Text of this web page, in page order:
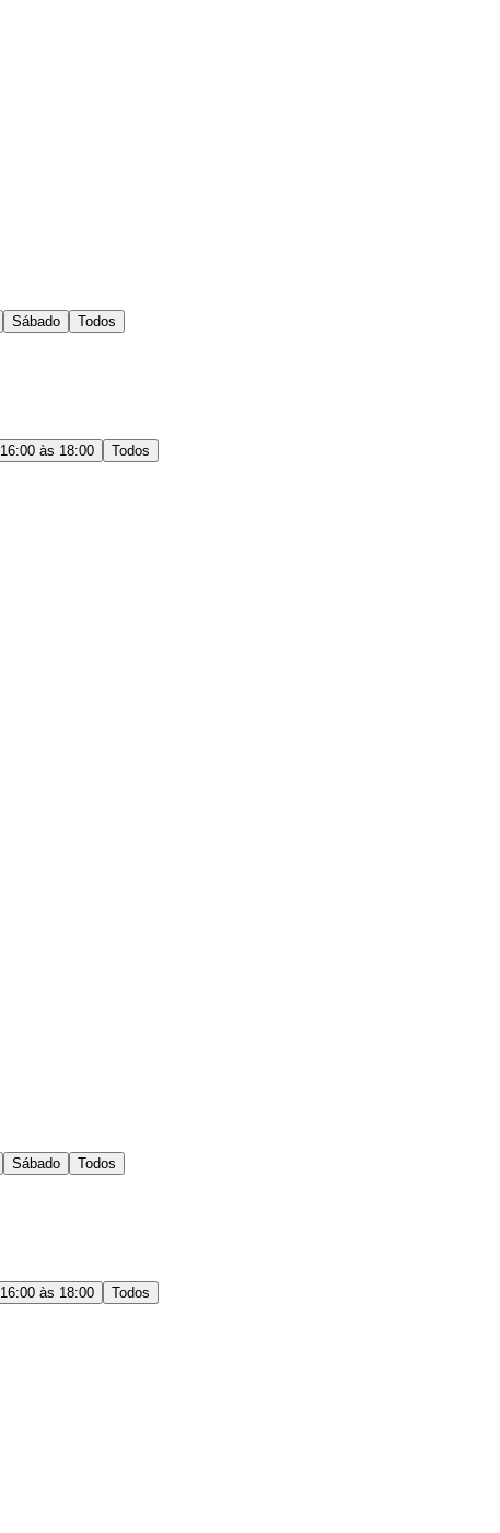
Sábado Todos
16:00 às 18:00
Todos
Sábado Todos
16:00 às 18:00 Todos